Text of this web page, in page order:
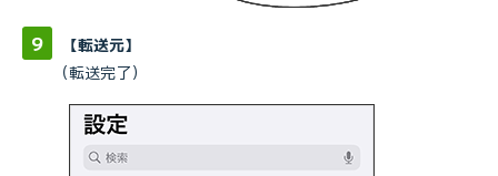
【転送元】
（転送完了）